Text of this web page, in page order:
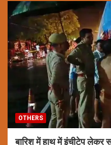
OTHERS
बारिश में हाथ में इंचीटेप लेकर